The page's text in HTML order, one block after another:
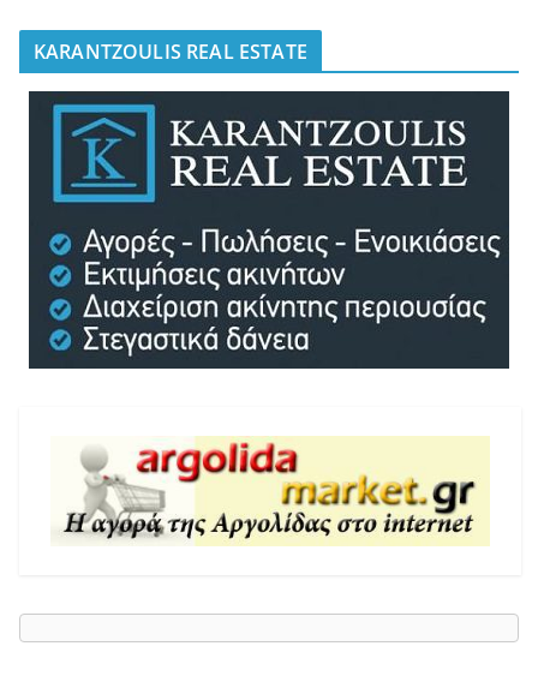
KARANTZOULIS REAL ESTATE